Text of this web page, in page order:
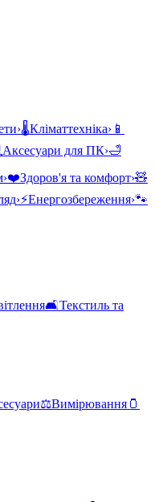
›🌡️Кліматтехніка› 📱
Аксесуари для ПК›🛁
›❤️Здоров'я та комфорт›🧸
›⚡Енергозбереження›🐾
🛋️Текстиль та
⚖️Вимірювання 🫙